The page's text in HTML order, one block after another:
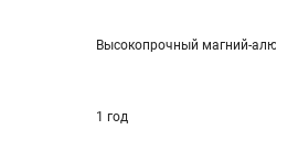
Высокопрочный магний-
1 год